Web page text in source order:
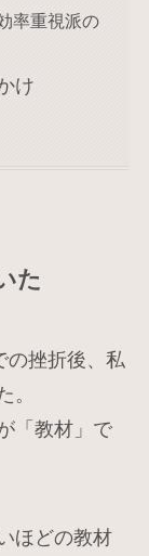
率重視派の
け
た
の挫折後、私
。
「教材」で
ほどの教材